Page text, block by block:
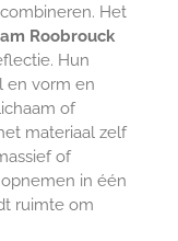
Het
Roobrouck
Hun
en vorm en
of
materiaal zelf
of
in één
ruimte om